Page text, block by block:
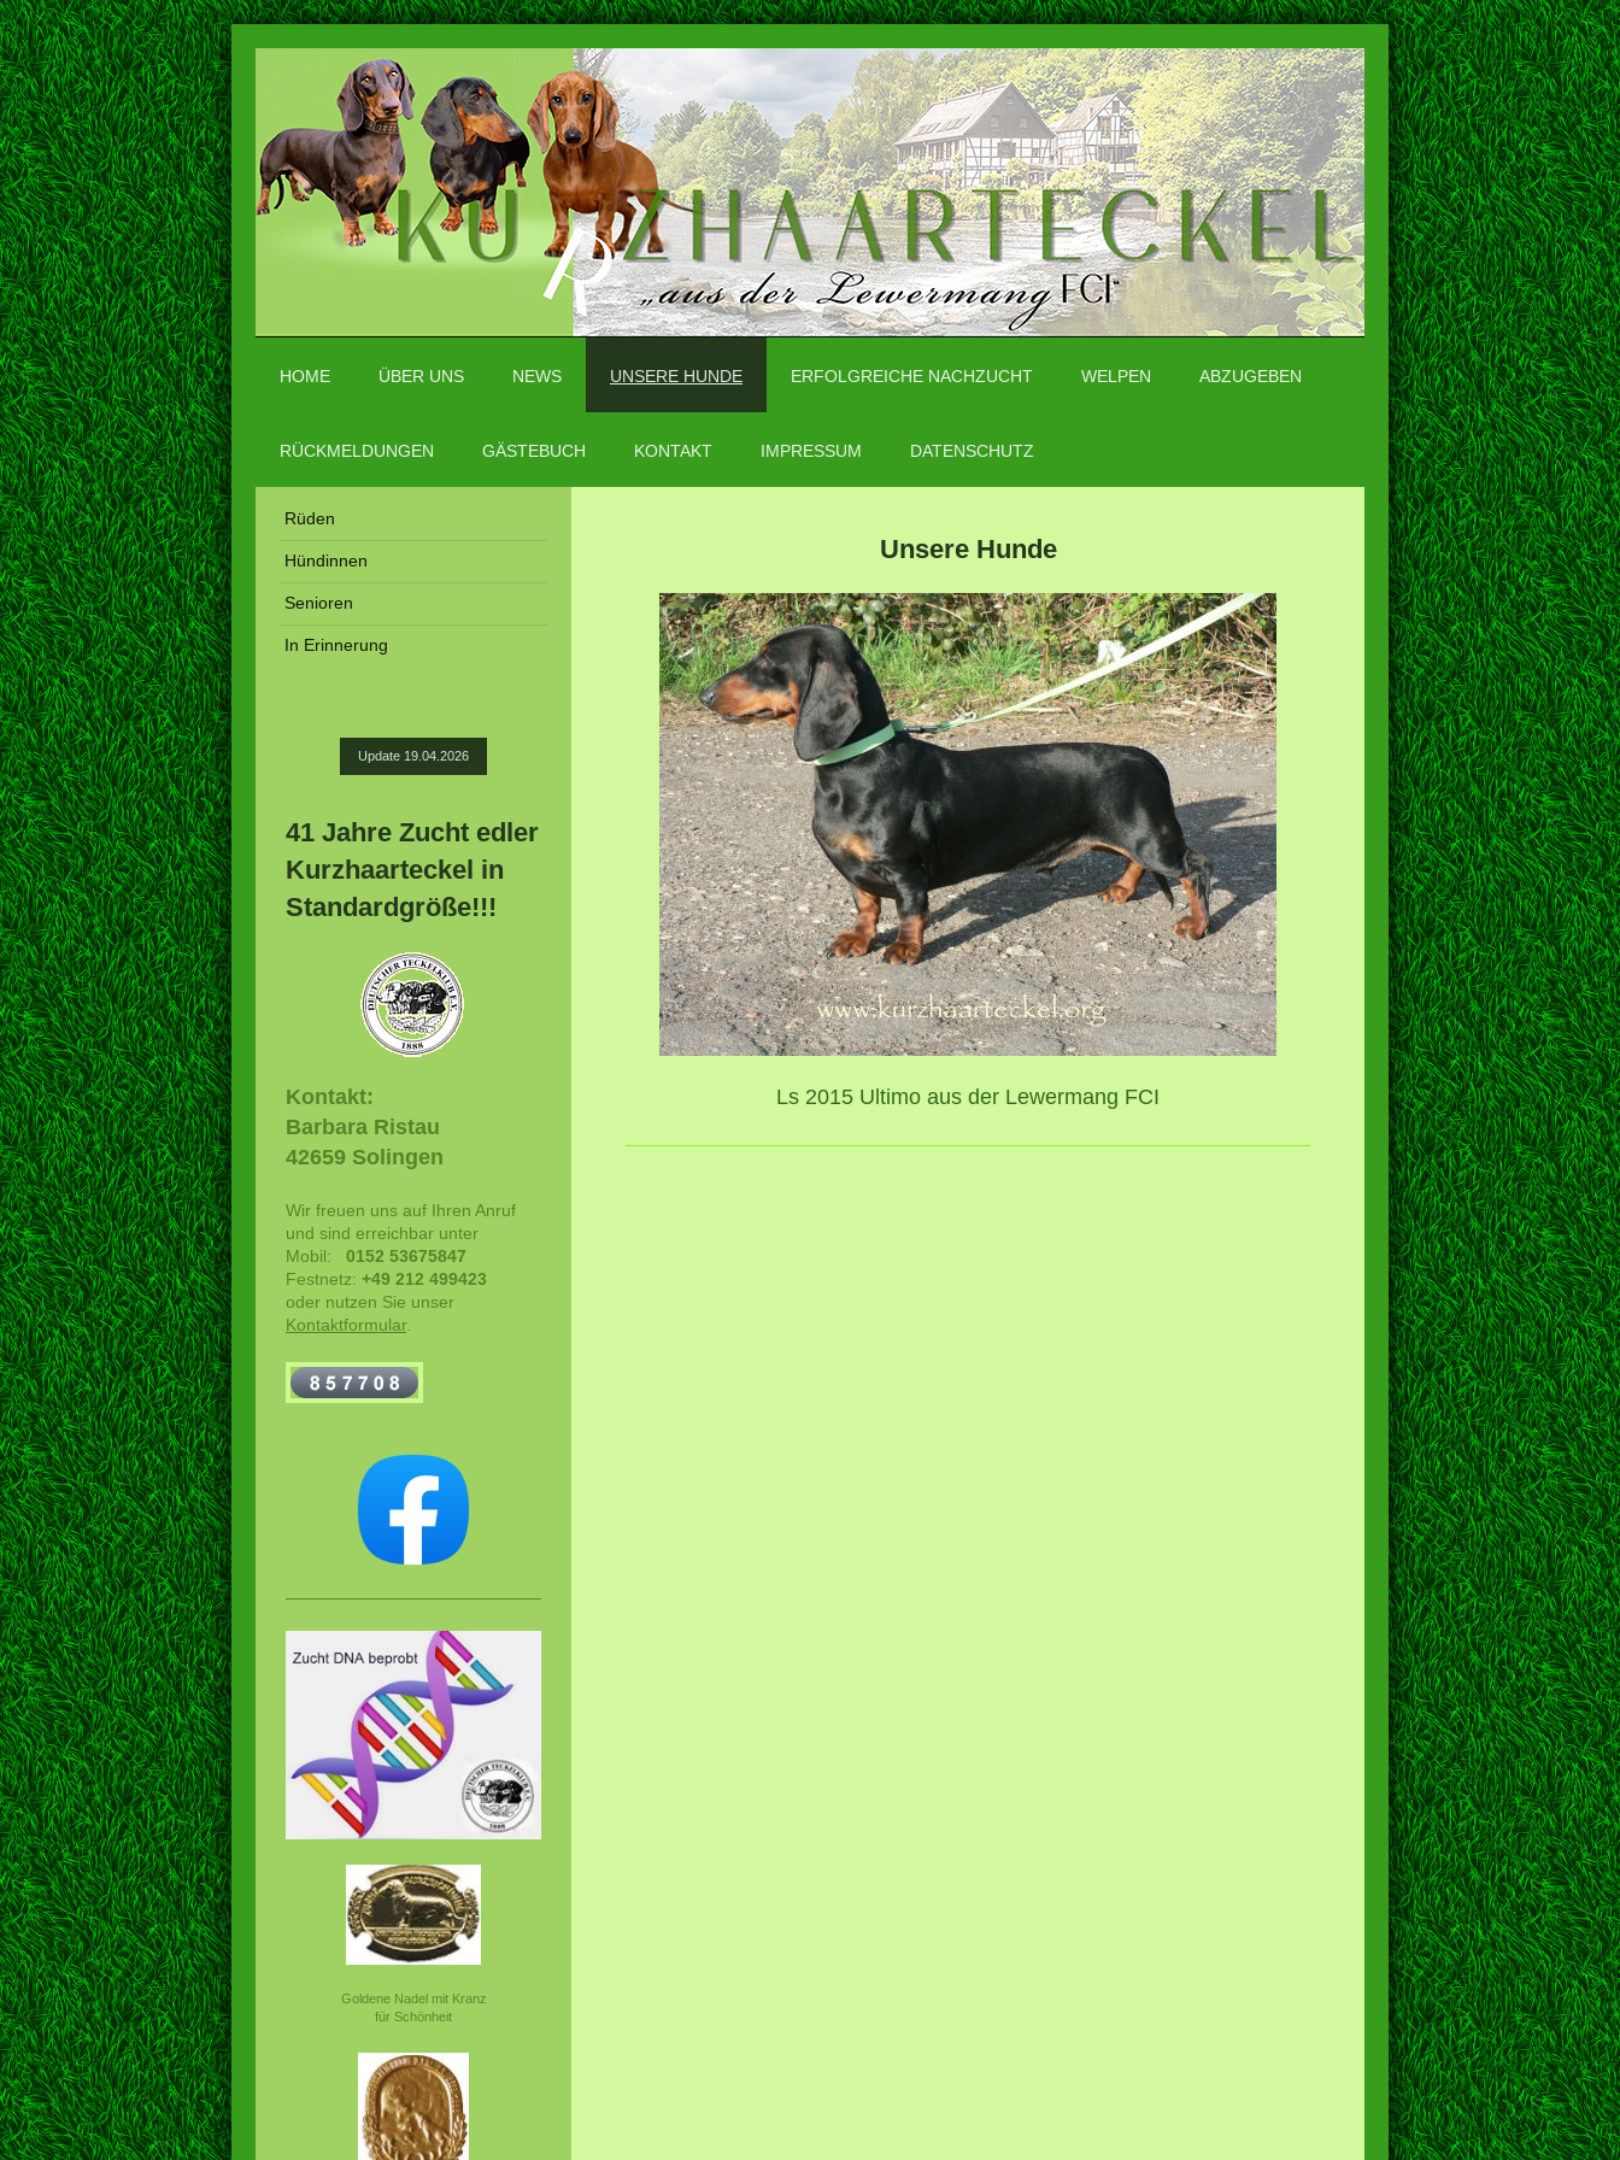
HOME ÜBER UNS NEWS UNSERE HUNDE ERFOLGREICHE NACHZUCHT WELPEN ABZUGEBEN
RÜCKMELDUNGEN GÄSTEBUCH KONTAKT IMPRESSUM DATENSCHUTZ
Unsere Hunde
Ls 2015 Ultimo aus der Lewermang FCI
Rüden
Hündinnen
Senioren
In Erinnerung
Update 19.04.2026
41 Jahre Zucht edler
Kurzhaarteckel in
Standardgröße!!!
Kontakt:
Barbara Ristau
42659 Solingen
Wir freuen uns auf Ihren Anruf
und sind erreichbar unter
Mobil: 0152 53675847
Festnetz: +49 212 499423
oder nutzen Sie unser
Kontaktformular.
Goldene Nadel mit Kranz
für Schönheit